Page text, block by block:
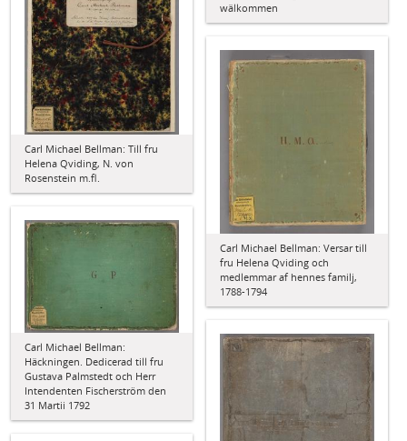
wälkommen
Carl Michael Bellman: Till fru
Helena Qviding, N. von
Rosenstein m.fl.
Carl Michael Bellman: Versar till
fru Helena Qviding och
medlemmar af hennes familj,
1788-1794
Carl Michael Bellman:
Häckningen. Dedicerad till fru
Gustava Palmstedt och Herr
Intendenten Fischerström den
31 Martii 1792